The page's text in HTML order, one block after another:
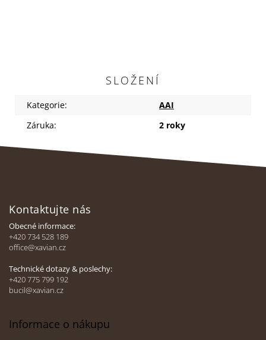
SLOŽENÍ
Kategorie:
AAI
Záruka: 2 roky
Kontaktujte nás
Obecné informace:
+420 734 528 189
office@xavian.cz
Technické dotazy & poslechy:
+420 775 799 192
bucil@xavian.cz
Informace o nákupu